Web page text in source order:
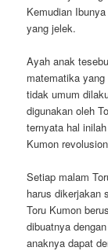
Kemudian
yang jelek.
Ayah anak
matematika
tidak umum
digunakan oleh
ternyata hal
Kumon
Setiap malam
harus dikerjakan
Toru Kumon
dibuatnya
anaknya dapat